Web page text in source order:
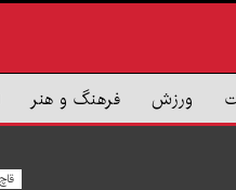
ورزش فرهنگ و هنر